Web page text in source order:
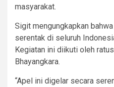
masyarakat.
Sigit mengungkapkan
serentak di seluruh
Kegiatan ini diikuti oleh
Bhayangkara.
“Apel ini digelar secara